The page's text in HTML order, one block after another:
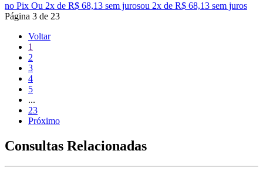
no Pix Ou 2x de R$ 68,13 sem jurosou 2x de R$ 68,13 sem juros
Página 3 de 23
Voltar
1
2
3
4
5
...
23
Próximo
Consultas Relacionadas